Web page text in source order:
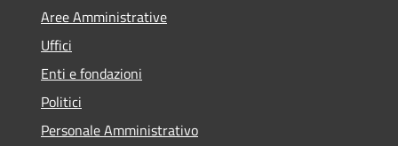
Aree Amministrative
Uffici
Enti e fondazioni
Politici
Personale Amministrativo